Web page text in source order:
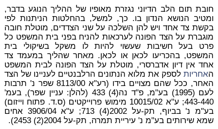
חובת תום הלב הדיוני נגזרת מאופיו של ההליך הנוגע בדבר,
ומטיב הנושא הנדון בו. כך, למשל, בהחלטות הניתנות לפי
בקשת צד אחד ויש להן השלכה על שני הצדדים, מוטלת חובה
מוגברת על הצד הפונה לערכאות להניח בפני בית המשפט כל
פרט בעל חשיבות שעשוי להיות לו משקל בשיקולי בית
המשפט, בהכריעו לכאן או לכאן. מאחר שהליך במעמד צד
אחד אין דיון אדברסרי, מוטלת על הצד הפונה לבית המשפט
האחריותלספק את מלוא הנתונים הרלבנטיים לעניינו של הצד
האחר, ככל שהם מצויים בידו (רע"א 8113/00 שפר נ' תרבות
לעם (1995) בע"מ, פ"ד נה(4) 433 (להלן: עניין שפר), בעמ'
443-440; ע"א 10015/02 מימוש פרוייקטים (ס.ד. פתוח וייזום)
בע"מ נ' בביוף, תק-על 2002(4) 713; ע"א 3906/04 אחים
שמא שירותים בע"מ נ' עיריית תמרה, תק-על 2004(2) 2453).